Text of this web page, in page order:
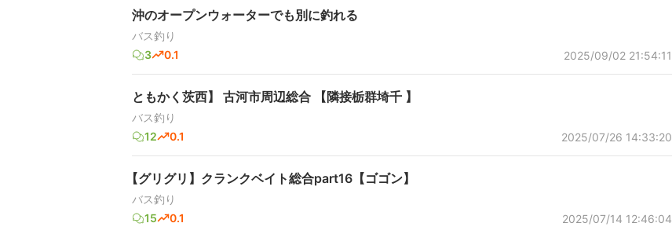
沖のオープンウォーターでも別に釣れる
バス釣り
3
0.1 2025/09/02 21:54:11
ともかく茨西】 古河市周辺総合 【隣接栃群埼千 】
バス釣り
12
0.1 2025/07/26 14:33:20
【グリグリ】クランクベイト総合part16【ゴゴン】
バス釣り
15
0.1 2025/07/14 12:46:04